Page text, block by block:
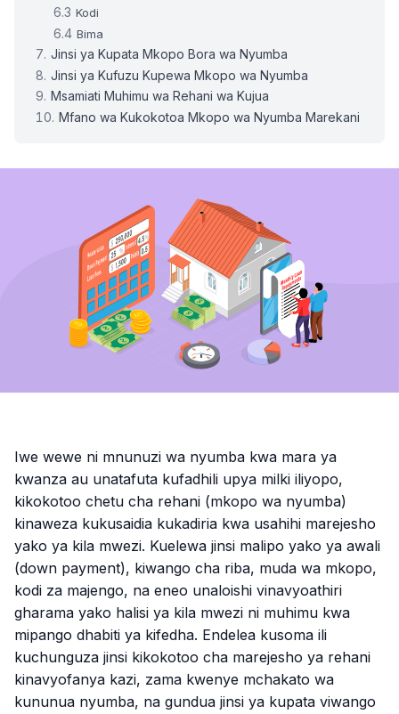
Kodi
Bima
Jinsi ya Kupata Mkopo Bora wa Nyumba
Jinsi ya Kufuzu Kupewa Mkopo wa Nyumba
Msamiati Muhimu wa Rehani wa Kujua
Mfano wa Kukokotoa Mkopo wa Nyumba Marekani
Iwe wewe ni mnunuzi wa nyumba kwa mara ya
kwanza au unatafuta kufadhili upya milki iliyopo,
kikokotoo chetu cha rehani (mkopo wa nyumba)
kinaweza kukusaidia kukadiria kwa usahihi marejesho
yako ya kila mwezi. Kuelewa jinsi malipo yako ya awali
(down payment), kiwango cha riba, muda wa mkopo,
kodi za majengo, na eneo unaloishi vinavyoathiri
gharama yako halisi ya kila mwezi ni muhimu kwa
mipango dhabiti ya kifedha. Endelea kusoma ili
kuchunguza jinsi kikokotoo cha marejesho ya rehani
kinavyofanya kazi, zama kwenye mchakato wa
kununua nyumba, na gundua jinsi ya kupata viwango